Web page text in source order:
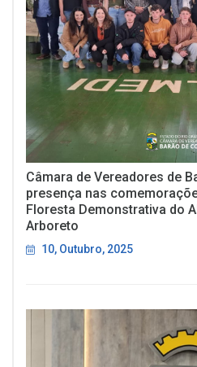
Câmara de Vereadores de
presença nas
Floresta Demonstrativa do
Arboreto
10, Outubro, 2025